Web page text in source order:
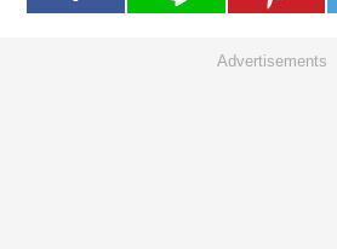
Advertisements